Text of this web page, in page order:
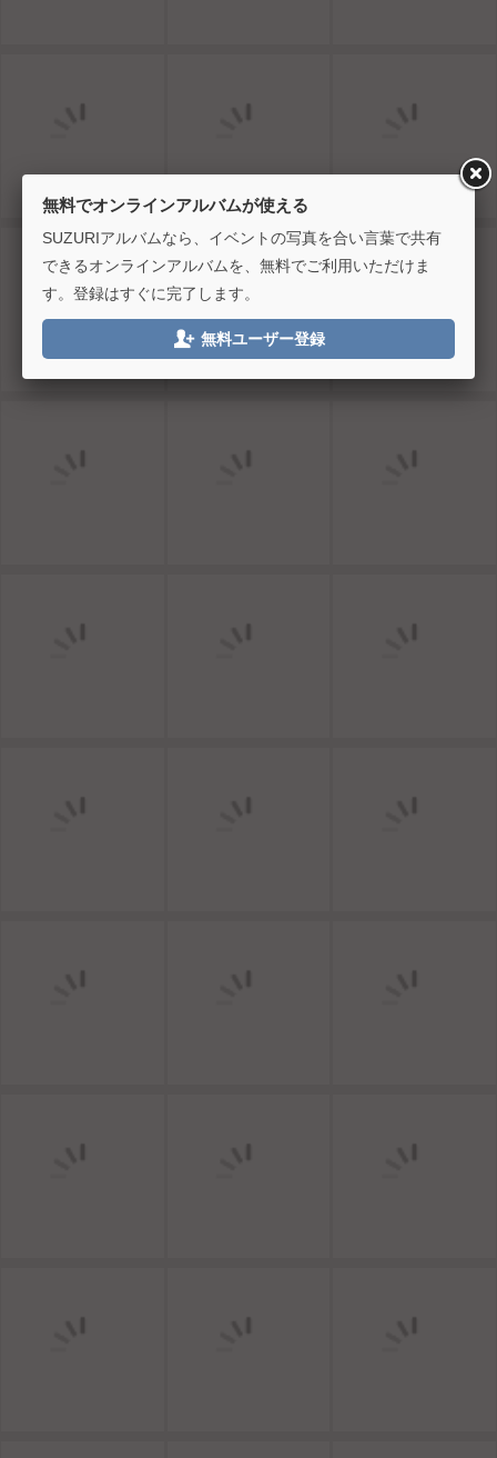
無料でオンラインアルバムが使える
SUZURIアルバムなら、イベントの写真を合い言葉で共有
できるオンラインアルバムを、無料でご利用いただけま
す。登録はすぐに完了します。
 無料ユーザー登録